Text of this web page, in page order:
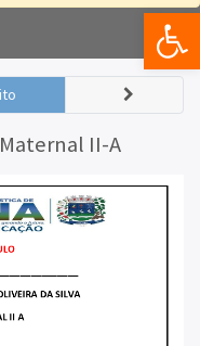
II-A